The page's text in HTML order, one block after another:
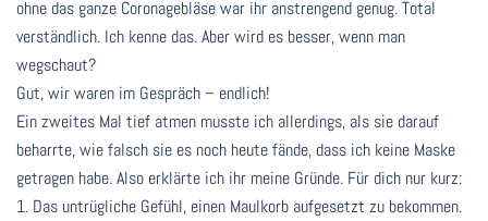
ohne das ganze Coronagebläse war ihr anstrengend genug. Total
verständlich. Ich kenne das. Aber wird es besser, wenn man
wegschaut?
Gut, wir waren im Gespräch – endlich!
Ein zweites Mal tief atmen musste ich allerdings, als sie darauf
beharrte, wie falsch sie es noch heute fände, dass ich keine Maske
getragen habe. Also erklärte ich ihr meine Gründe. Für dich nur kurz:
1. Das untrügliche Gefühl, einen Maulkorb aufgesetzt zu bekommen.